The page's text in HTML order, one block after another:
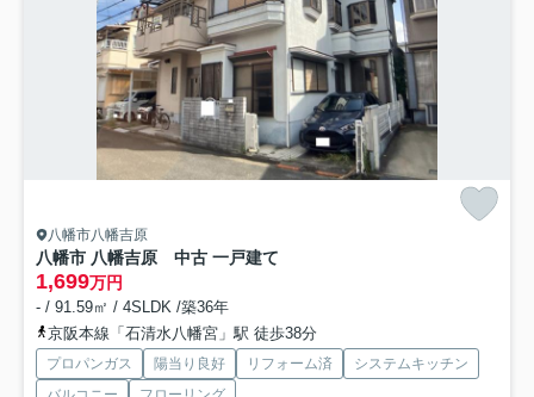
八幡市八幡吉原
八幡市 八幡吉原 中古 一戸建て
1,699万円
- / 91.59㎡ / 4SLDK /築36年
京阪本線「石清水八幡宮」駅 徒歩38分
プロパンガス 陽当り良好 リフォーム済
システムキッチン